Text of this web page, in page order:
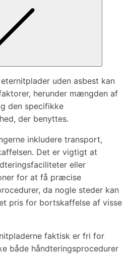
uden asbest kan
herunder mængden af
den specifikke
der benyttes.
inkludere transport,
Det er vigtigt at
eller
for at få præcise
da nogle steder kan
pris for bortskaffelse af visse
faktisk er fri for
både håndteringsprocedurer